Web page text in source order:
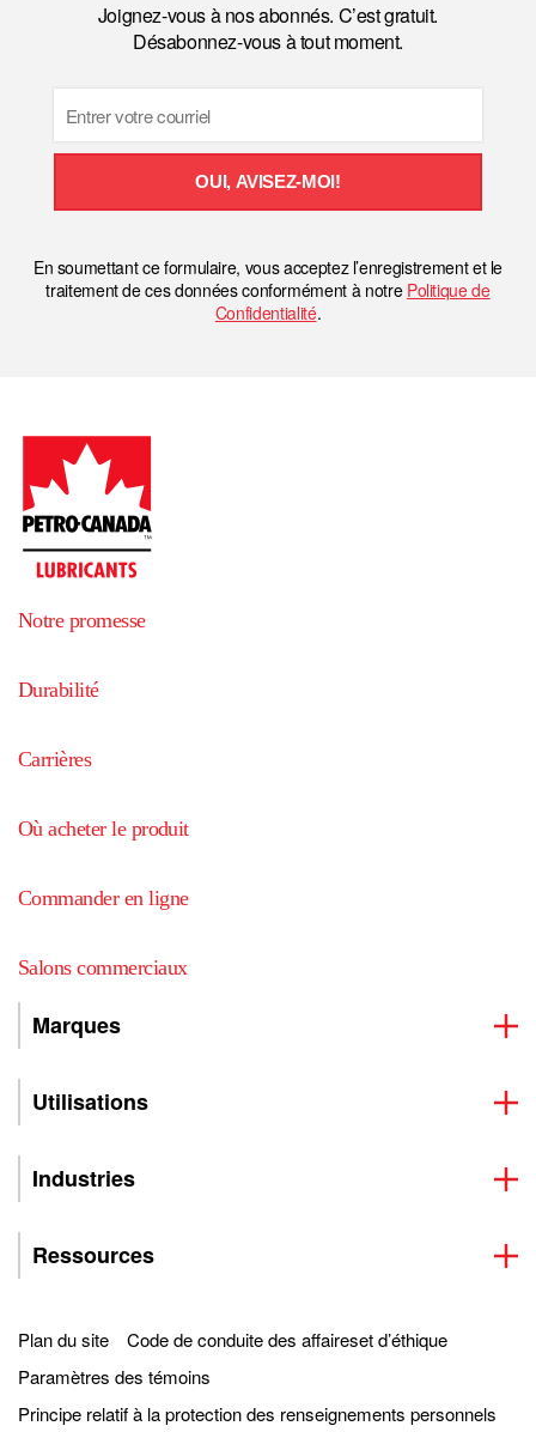
Joignez-vous à nos abonnés. C’est gratuit.
Désabonnez-vous à tout moment.
OUI, AVISEZ-MOI!
En soumettant ce formulaire, vous acceptez l’enregistrement et le
traitement de ces données conformément à notre Politique de
Confidentialité.
Notre promesse
Durabilité
Carrières
Où acheter le produit
Commander en ligne
Salons commerciaux
Marques
Utilisations
Industries
Ressources
Plan du site
Code de conduite des affaireset d’éthique
Paramètres des témoins
Principe relatif à la protection des renseignements personnels